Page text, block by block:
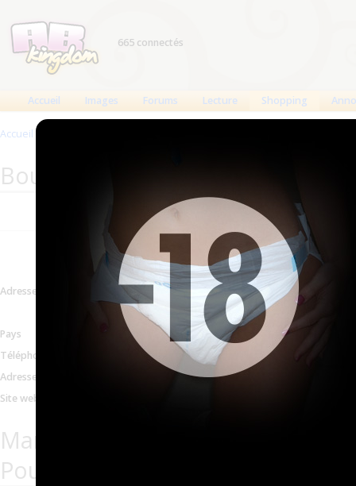
665 connectés
Accueil Images Forums Lecture Shopping
Accueil >
Boutique : Pharmacie de
Informations mises à jour le 23 mai 2012
Adresse
13 rue Berthe Morisot -
Voir sur la carte
Pays France
Téléphone 05 61 21 63 66
Adresse email
Site web
Marques proposées par
Pouvourville (fermé ?)